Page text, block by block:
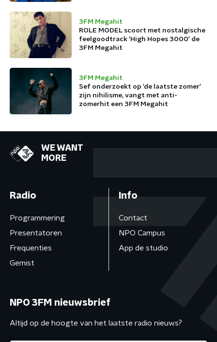
3FM Megahit
ROLE MODEL scoort met nostalgische
feelgoodtrack 'High Hopes 3000' de
3FM Megahit
3FM Megahit
Sef onderzoekt op 'de laatste zomer'
zijn nihilisme, vangt met anti-
zomerhit een 3FM Megahit
WE WANT
MORE
Radio
Programmering
Presentatoren
Frequenties
Gemist
Info
Contact
NPO Campus
App de studio
NPO 3FM nieuwsbrief
Altijd op de hoogte van het laatste radio nieuws?